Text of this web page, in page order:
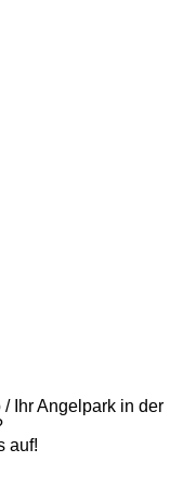
Ihr Angelpark in der
auf!